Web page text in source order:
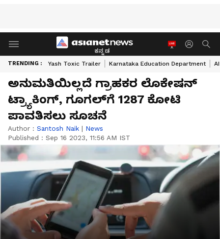
ಕನ್ನಡ
TRENDING : Yash Toxic Trailer Karnataka Education Department
ಅನುಮತಿಯಿಲ್ಲದೆ ಗ್ರಾಹಕರ ಲೊಕೇಷನ್‌
ಟ್ರ್ಯಾಕಿಂಗ್‌, ಗೂಗಲ್‌ಗೆ 1287 ಕೋಟಿ
ಪಾವತಿಸಲು ಸೂಚನೆ
Author : Santosh Naik | News
Published : Sep 16 2023, 11:56 AM IST